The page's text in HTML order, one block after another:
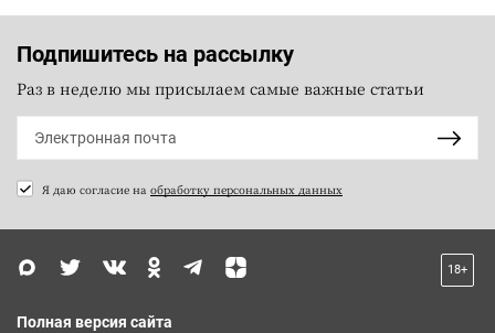
Подпишитесь на рассылку
Раз в неделю мы присылаем самые важные статьи
Я даю согласие на обработку персональных данных
18+
Полная версия сайта